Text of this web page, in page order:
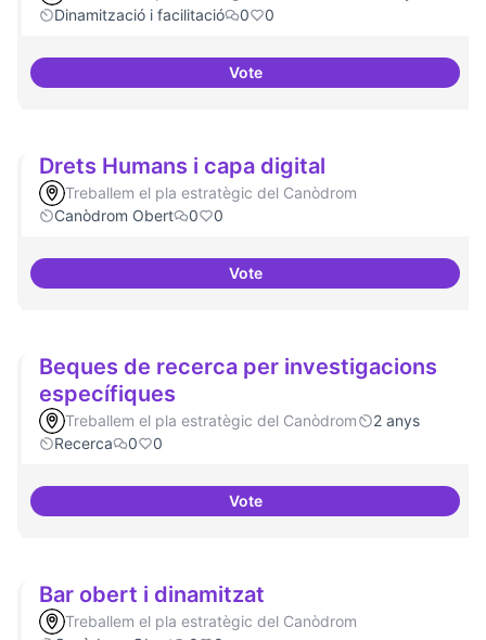
Dinamització i facilitació
0 0
VoteMoviment Activista Digital
Drets Humans i capa digital
Treballem el pla estratègic del Canòdrom
Canòdrom Obert
0 0
VoteDrets Humans i capa digital
Beques de recerca per investigacions
específiques
Treballem el pla estratègic del Canòdrom
2 anys
Recerca
0 0
VoteBeques de recerca per
Bar obert i dinamitzat
Treballem el pla estratègic del Canòdrom